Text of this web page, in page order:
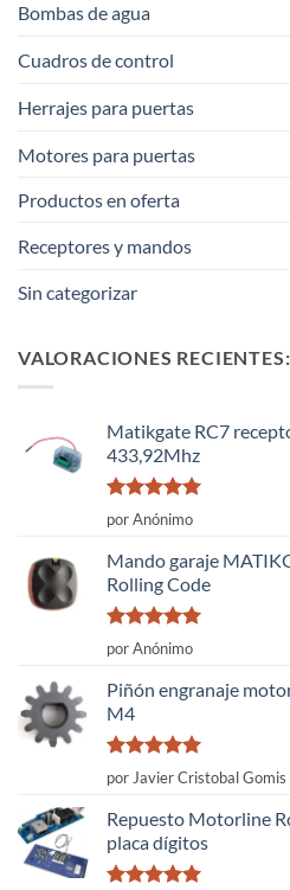
Bombas de agua
Cuadros de control
Herrajes para puertas
Motores para puertas
Productos en oferta
Receptores y mandos
Sin categorizar
VALORACIONES RECIENTES:
Matikgate RC7
433,92Mhz
Valorado
con
por Anónimo
Mando garaje
Rolling Code
Valorado
con
por Anónimo
Piñón engranaje
M4
Valorado
con
por Javier Cristobal
Repuesto Motorline
placa dígitos